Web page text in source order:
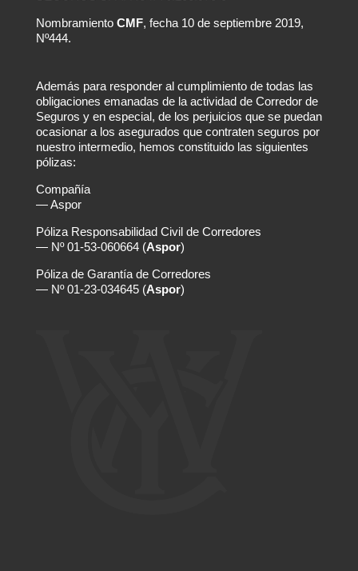
Nombramiento CMF, fecha 10 de septiembre 2019,
Nº444.
Además para responder al cumplimiento de todas las
obligaciones emanadas de la actividad de Corredor de
Seguros y en especial, de los perjuicios que se puedan
ocasionar a los asegurados que contraten seguros por
nuestro intermedio, hemos constituido las siguientes
pólizas:
Compañía
— Aspor
Póliza Responsabilidad Civil de Corredores
— Nº 01-53-060664 (Aspor)
Póliza de Garantía de Corredores
— Nº 01-23-034645 (Aspor)